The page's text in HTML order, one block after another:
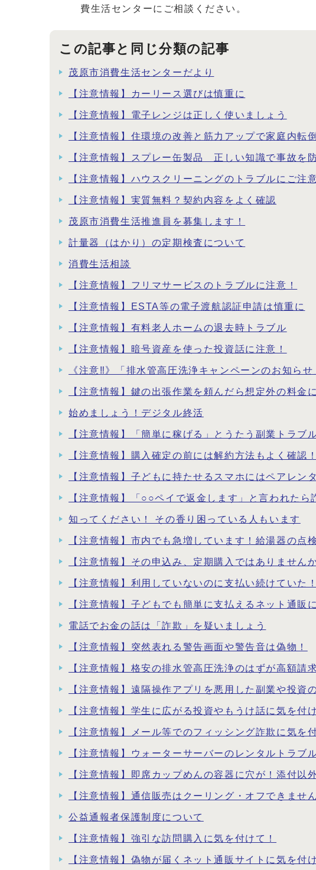
費生活センターにご相談ください。
この記事と同じ分類の記事
茂原市消費生活センターだより
【注意情報】カーリース選びは慎重に
【注意情報】電子レンジは正しく使いましょう
【注意情報】住環境の改善と筋力アップで家庭内転
【注意情報】スプレー缶製品 正しい知識で事故を防
【注意情報】ハウスクリーニングのトラブルにご注
【注意情報】実質無料？契約内容をよく確認
茂原市消費生活推進員を募集します！
計量器（はかり）の定期検査について
消費生活相談
【注意情報】フリマサービスのトラブルに注意！
【注意情報】ESTA等の電子渡航認証申請は慎重に
【注意情報】有料老人ホームの退去時トラブル
【注意情報】暗号資産を使った投資話に注意！
《注意‼》「排水管高圧洗浄キャンペーンのお知ら
【注意情報】鍵の出張作業を頼んだら想定外の料金に
始めましょう！デジタル終活
【注意情報】「簡単に稼げる」とうたう副業トラブ
【注意情報】購入確定の前には解約方法もよく確認！
【注意情報】子どもに持たせるスマホにはペアレン
【注意情報】「○○ペイで返金します」と言われたら
知ってください！ その香り困っている人もいます
【注意情報】市内でも急増しています！給湯器の点
【注意情報】その申込み、定期購入ではありません
【注意情報】利用していないのに支払い続けていた
【注意情報】子どもでも簡単に支払えるネット通販
電話でお金の話は「詐欺」を疑いましょう
【注意情報】突然表れる警告画面や警告音は偽物！
【注意情報】格安の排水管高圧洗浄のはずが高額請求
【注意情報】遠隔操作アプリを悪用した副業や投資
【注意情報】学生に広がる投資やもうけ話に気を付け
【注意情報】メール等でのフィッシング詐欺に気を
【注意情報】ウォーターサーバーのレンタルトラブ
【注意情報】即席カップめんの容器に穴が！添付以
【注意情報】通信販売はクーリング・オフできません
公益通報者保護制度について
【注意情報】強引な訪問購入に気を付けて！
【注意情報】偽物が届くネット通販サイトに気を付け